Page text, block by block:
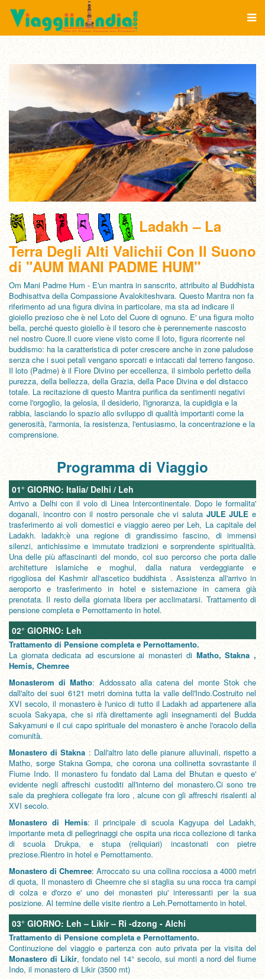
Ladakh – La
Terra Degli Alti Valichii Con Il Suono
di"AUM MANI PADME HUM"
Om Mani Padme Hum - E'un mantra in sanscrito, attribuito al Buddhista
Bodhisattva della Compassione Avalokiteshvara. Questo Mantra non fa
riferimento ad una figura divina in particolare, ma sta ad indicare il
gioiello prezioso che è nel Loto del Cuore di ognuno. E' una figura molto
bella, perché questo gioiello è il tesoro che è perennemente nascosto
nel nostro Cuore.Il cuore viene visto come il loto, figura ricorrente nel
buddismo: ha la caratteristica di poter crescere anche in zone paludose
senza che i suoi petali vengano sporcati e intaccati dal terreno fangoso.
Il loto (Padme) è il Fiore Divino per eccellenza, il simbolo perfetto della
purezza, della bellezza, della Grazia, della Pace Divina e del distacco
totale. La recitazione di questo Mantra purifica da sentimenti negativi
come l'orgoglio, la gelosia, il desiderio, l'ignoranza, la cupidigia e la
rabbia, lasciando lo spazio allo sviluppo di qualità importanti come la
generosità, l'armonia, la resistenza, l'entusiasmo, la concentrazione e la
comprensione.
Programma di Viaggio
01° GIORNO: Italia/ Delhi / Leh
Arrivo a Delhi con il volo di Linea Intercontinentale. Dopo le formalita'
doganali, incontro con il nostro personale che vi salutaJULE JULEe
trasferimento ai voli domestici e viaggio aereo per Leh, La capitale del
Ladakh. ladakh;è una regione di grandissimo fascino, di immensi
silenzi, antichissime e immutate tradizioni e sorprendente spiritualità.
Una delle più affascinanti del mondo, col suo percorso che porta dalle
architetture islamiche e moghul, dalla natura verdeggiante e
rigogliosa del Kashmir all'ascetico buddhista . Assistenza all'arrivo in
aeroporto e trasferimento in hotel e sistemazione in camera già
prenotata. Il resto della giornata libera per acclimatarsi. Trattamento di
pensione completa e Pernottamento in hotel.
02° GIORNO: Leh
Trattamento di Pensione completa e Pernottamento.
La giornata dedicata ad escursione ai monasteri diMatho, Stakna ,
Hemis, Chemree
Monasterom di Matho: Addossato alla catena del monte Stok che
dall'alto dei suoi 6121 metri domina tutta la valle dell'Indo.Costruito nel
XVI secolo, il monastero è l'unico di tutto il Ladakh ad appartenere alla
scuola Sakyapa, che si rifà direttamente agli insegnamenti del Budda
Sakyamuni e il cui capo spirituale del monastero è anche l'oracolo della
comunità.
Monastero di Stakna: Dall'altro lato delle pianure alluvinali, rispetto a
Matho, sorge Stakna Gompa, che corona una collinetta sovrastante il
Fiume Indo. Il monastero fu fondato dal Lama del Bhutan e questo e'
evidente negli affreschi custoditi all'interno del monastero.Ci sono tre
sale da preghiera collegate fra loro , alcune con gli affreschi risalenti al
XVI secolo.
Monastero di Hemis: il principale di scuola Kagyupa del Ladakh,
importante meta di pellegrinaggi che ospita una ricca collezione di tanka
di scuola Drukpa, e stupa (reliquiari) incastonati con pietre
preziose.Rientro in hotel e Pernottamento.
Monastero di Chemree: Arroccato su una collina rocciosa a 4000 metri
di quota, Il monastero di Cheemre che si staglia su una rocca tra campi
di colza e d'orzo e' uno dei monasteri piu' interessanti per la sua
posizione. Al termine delle visite rientro a Leh.Pernottamento in hotel.
03° GIORNO: Leh – Likir – Ri -dzong - Alchi
Trattamento di Pensione completa e Pernottamento.
Continuzione del viaggio e partenza con auto privata per la visita del
Monastero di Likir, fondato nel 14° secolo, sui monti a nord del fiume
Indo, il monastero di Likir (3500 mt)